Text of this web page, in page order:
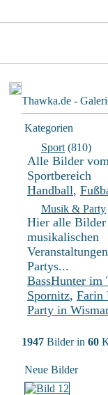
Thawka.de -
Kategorien
Sport (810)
Alle Bilder
Sportbereich
Handball,
Musik & Party
Hier alle
musikalischen
Partys...
BassHunter im
Spornitz, Farin
Party in
1947 Bilder in 60
Neue Bilder